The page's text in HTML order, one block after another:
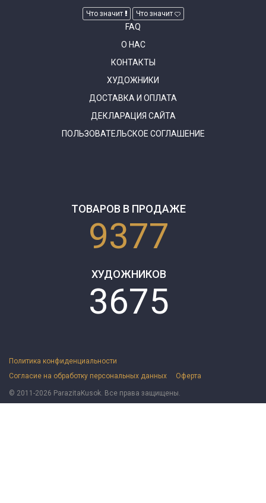
Что значит Что значит
FAQ
О НАС
КОНТАКТЫ
ХУДОЖНИКИ
ДОСТАВКА И ОПЛАТА
ДЕКЛАРАЦИЯ САЙТА
ПОЛЬЗОВАТЕЛЬСКОЕ СОГЛАШЕНИЕ
ТОВАРОВ В ПРОДАЖЕ
9377
ХУДОЖНИКОВ
3675
Политика конфиденциальности
Согласие на обработку персональных данных
Оферта
© 2011-2026 ParazitaKusok. Все права защищены.